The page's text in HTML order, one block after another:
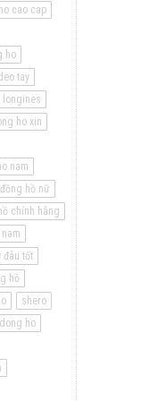
cao cap
ho
tay
longines
ho xin
nam
hồ nữ
chính hãng
đâu tốt
hồ
shero
ho